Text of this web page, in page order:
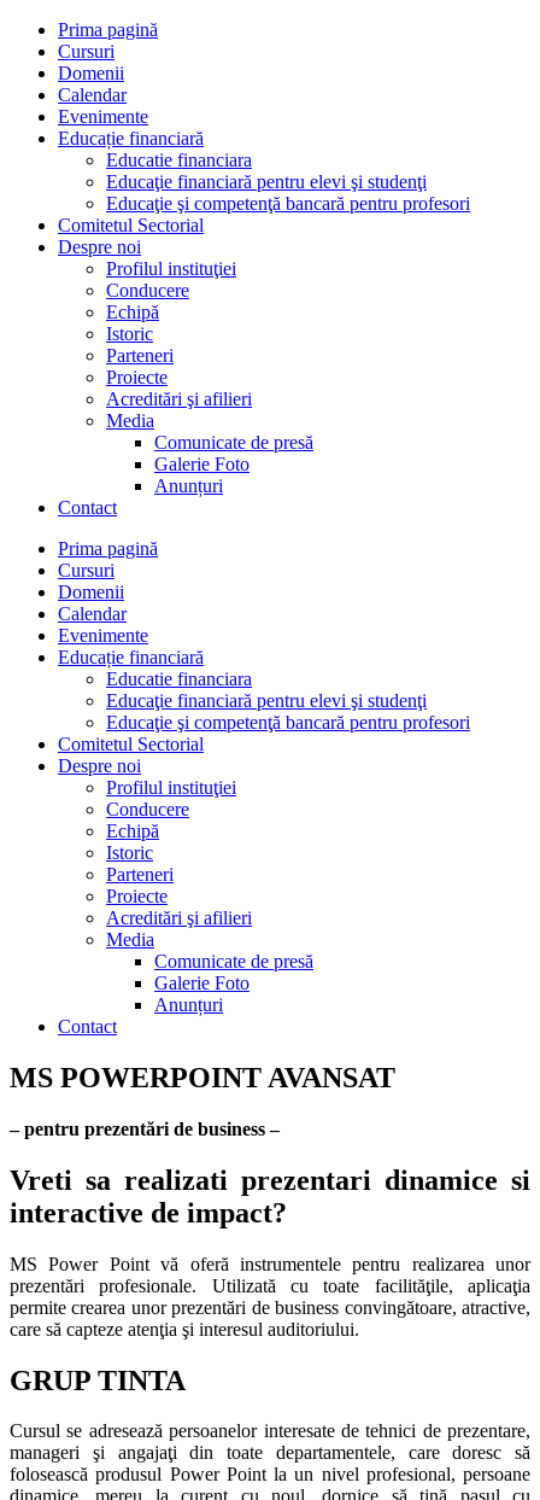
Prima pagină
Cursuri
Domenii
Calendar
Evenimente
Educație financiară
Educatie financiara
Educaţie financiară pentru elevi şi studenţi
Educaţie şi competenţă bancară pentru profesori
Comitetul Sectorial
Despre noi
Profilul instituţiei
Conducere
Echipă
Istoric
Parteneri
Proiecte
Acreditări şi afilieri
Media
Comunicate de presă
Galerie Foto
Anunțuri
Contact
Prima pagină
Cursuri
Domenii
Calendar
Evenimente
Educație financiară
Educatie financiara
Educaţie financiară pentru elevi şi studenţi
Educaţie şi competenţă bancară pentru profesori
Comitetul Sectorial
Despre noi
Profilul instituţiei
Conducere
Echipă
Istoric
Parteneri
Proiecte
Acreditări şi afilieri
Media
Comunicate de presă
Galerie Foto
Anunțuri
Contact
MS POWERPOINT AVANSAT
– pentru prezentări de business –
Vreti sa realizati prezentari dinamice si
interactive de impact?
MS Power Point vă oferă instrumentele pentru realizarea unor
prezentări profesionale. Utilizată cu toate facilităţile, aplicaţia
permite crearea unor prezentări de business convingătoare, atractive,
care să capteze atenţia şi interesul auditoriului.
GRUP TINTA
Cursul se adresează persoanelor interesate de tehnici de prezentare,
manageri şi angajaţi din toate departamentele, care doresc să
folosească produsul Power Point la un nivel profesional, persoane